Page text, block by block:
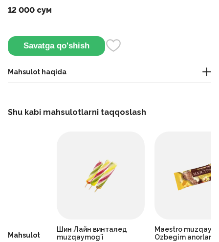
12 000 сум
Savatga qo'shish
Mahsulot haqida
Shu kabi mahsulotlarni taqqoslash
Mahsulot
Шин Лайн винталед
muzqaymog`i
Maestro
Ozbegim anorlari